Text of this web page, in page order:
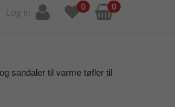
Log in 0 0
sandaler til varme tøfler til